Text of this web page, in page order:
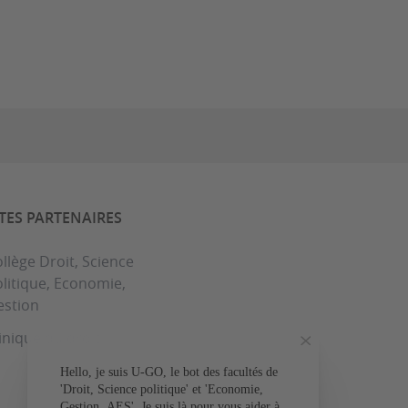
PARTENAIRES
Droit, Science
Economie,
du droit
Hello, je suis U-GO, le bot des facultés de
'Droit, Science politique' et 'Economie,